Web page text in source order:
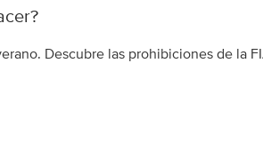
Descubre las prohibiciones de la